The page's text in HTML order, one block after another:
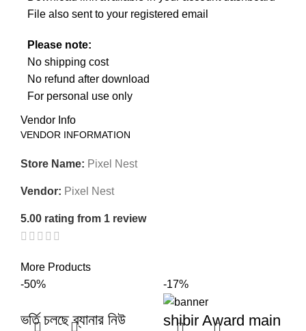
File also sent to your registered email
Please note:
No shipping cost
No refund after download
For personal use only
Vendor Info
VENDOR INFORMATION
Store Name: Pixel Nest
Vendor: Pixel Nest
5.00 rating from 1 review
More Products
-50%
ভর্তি চলছে ব্যানার নিউ
-17%
shibir Award main